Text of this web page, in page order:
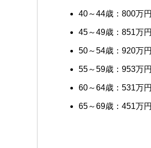
40～44歳：800万円
45～49歳：851万円
50～54歳：920万円
55～59歳：953万円
60～64歳：531万円
65～69歳：451万円